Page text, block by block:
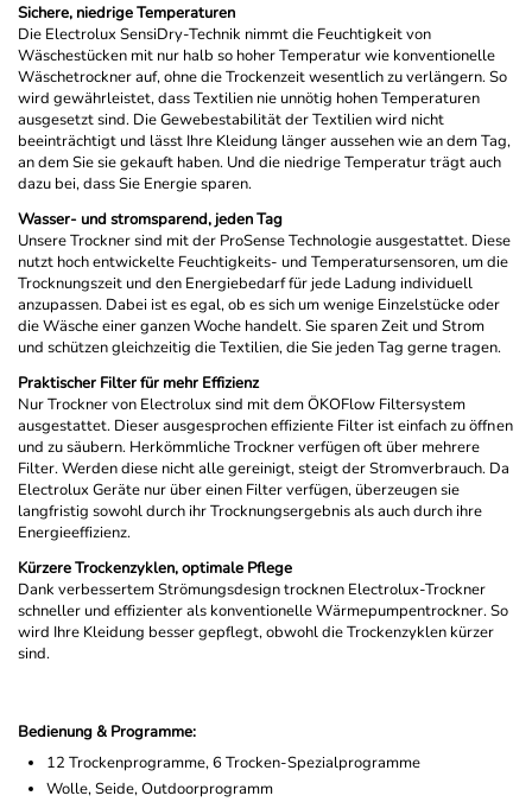
Sichere, niedrige Temperaturen
Die Electrolux SensiDry-Technik nimmt die Feuchtigkeit von
Wäschestücken mit nur halb so hoher Temperatur wie konventionelle
Wäschetrockner auf, ohne die Trockenzeit wesentlich zu verlängern. So
wird gewährleistet, dass Textilien nie unnötig hohen Temperaturen
ausgesetzt sind. Die Gewebestabilität der Textilien wird nicht
beeinträchtigt und lässt Ihre Kleidung länger aussehen wie an dem Tag,
an dem Sie sie gekauft haben. Und die niedrige Temperatur trägt auch
dazu bei, dass Sie Energie sparen.
Wasser- und stromsparend, jeden Tag
Unsere Trockner sind mit der ProSense Technologie ausgestattet. Diese
nutzt hoch entwickelte Feuchtigkeits- und Temperatursensoren, um die
Trocknungszeit und den Energiebedarf für jede Ladung individuell
anzupassen. Dabei ist es egal, ob es sich um wenige Einzelstücke oder
die Wäsche einer ganzen Woche handelt. Sie sparen Zeit und Strom
und schützen gleichzeitig die Textilien, die Sie jeden Tag gerne tragen.
Praktischer Filter für mehr Effizienz
Nur Trockner von Electrolux sind mit dem ÖKOFlow Filtersystem
ausgestattet. Dieser ausgesprochen effiziente Filter ist einfach zu öffnen
und zu säubern. Herkömmliche Trockner verfügen oft über mehrere
Filter. Werden diese nicht alle gereinigt, steigt der Stromverbrauch. Da
Electrolux Geräte nur über einen Filter verfügen, überzeugen sie
langfristig sowohl durch ihr Trocknungsergebnis als auch durch ihre
Energieeffizienz.
Kürzere Trockenzyklen, optimale Pflege
Dank verbessertem Strömungsdesign trocknen Electrolux-Trockner
schneller und effizienter als konventionelle Wärmepumpentrockner. So
wird Ihre Kleidung besser gepflegt, obwohl die Trockenzyklen kürzer
sind.
Bedienung & Programme:
12 Trockenprogramme, 6 Trocken-Spezialprogramme
Wolle, Seide, Outdoorprogramm